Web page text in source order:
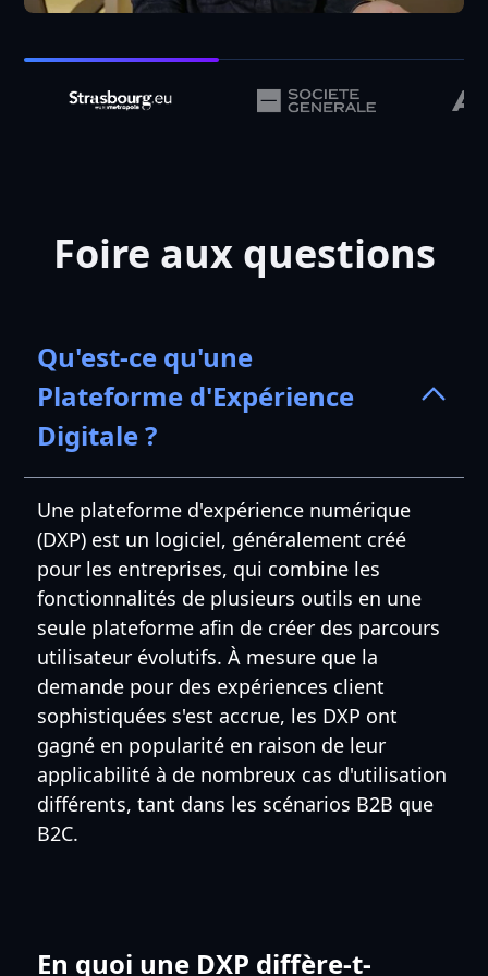
Foire aux questions
Qu'est-ce qu'une
Plateforme d'Expérience
Digitale ?
Une plateforme d'expérience numérique
(DXP) est un logiciel, généralement créé
pour les entreprises, qui combine les
fonctionnalités de plusieurs outils en une
seule plateforme afin de créer des parcours
utilisateur évolutifs. À mesure que la
demande pour des expériences client
sophistiquées s'est accrue, les DXP ont
gagné en popularité en raison de leur
applicabilité à de nombreux cas d'utilisation
différents, tant dans les scénarios B2B que
B2C.
En quoi une DXP diffère-t-